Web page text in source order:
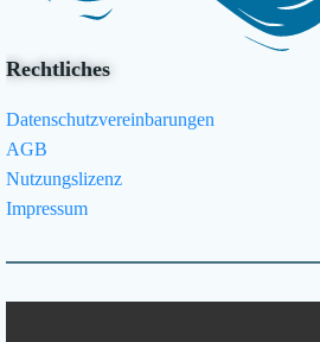
Rechtliches
Datenschutzvereinbarungen
AGB
Nutzungslizenz
Impressum